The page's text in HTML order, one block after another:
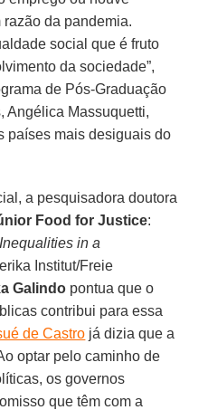
da pandemia.
social que é fruto
da sociedade”,
de Pós-Graduação
Angélica Massuquetti,
países mais desiguais do
a pesquisadora doutora
Food for Justice:
in a
Institut/Freie
Galindo pontua que o
contribui para essa
de Castro já dizia que a
optar pelo caminho de
os governos
que têm com a